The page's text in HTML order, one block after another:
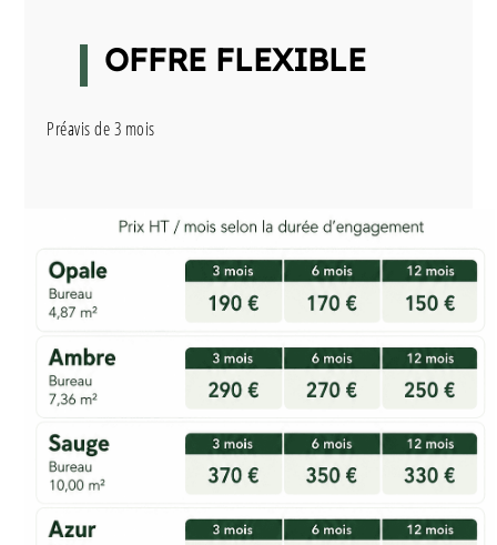
OFFRE FLEXIBLE
Préavis de 3 mois